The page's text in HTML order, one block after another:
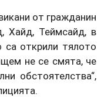
от гражданин
Хайд, Теймсайд, в
са открили тялото
не се смята, че
обстоятелства“,